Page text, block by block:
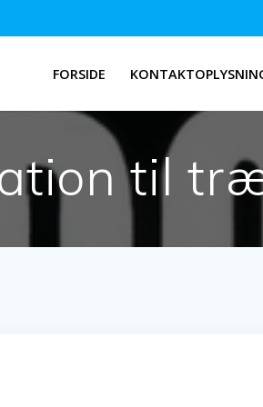
FORSIDE
til